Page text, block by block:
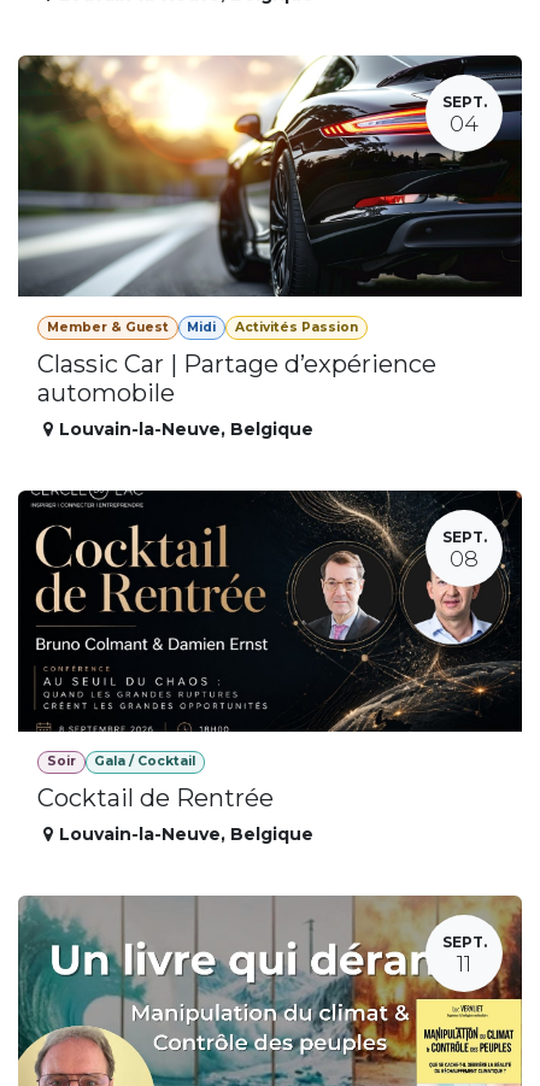
SEPT.
04
Member & Guest Midi Activités Passion
Classic Car | Partage d’expérience
automobile
Louvain-la-Neuve, Belgique
SEPT.
08
Soir Gala / Cocktail
Cocktail de Rentrée
Louvain-la-Neuve, Belgique
SEPT.
11